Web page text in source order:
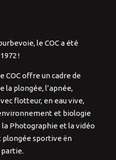
le COC a été
!
COC offre un cadre de
la plongée, l’apnée,
flotteur, en eau vive,
et biologie
la Photographie et la vidéo
plongée sportive ën
partie.